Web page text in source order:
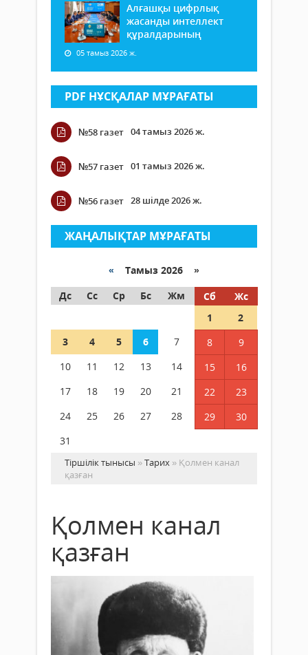
Алғашқы цифрлық
жасанды интеллект
құралдарының
05 тамыз 2026 ж.
PDF НҰСҚАЛАР МҰРАҒАТЫ
№58 газет 04 тамыз 2026 ж.
№57 газет 01 тамыз 2026 ж.
№56 газет 28 шілде 2026 ж.
ЖАҢАЛЫҚТАР МҰРАҒАТЫ
« Тамыз 2026 »
Дс
Сс Ср Бс Жм Сб
Жс
1
2
3
4 5 6 7 8
9
10
11 12 13 14 15
16
17
18 19 20 21 22
23
24
25 26 27 28 29
30
31
Тіршілік тынысы »Тарих » Қолмен канал
қазған
Қолмен канал
қазған